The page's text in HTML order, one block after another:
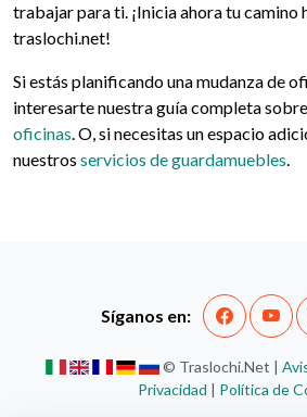
trabajar para ti. ¡Inicia ahora tu camino
traslochi.net!
Si estás planificando una mudanza de
interesarte nuestra guía completa
oficinas. O, si necesitas un espacio
nuestros servicios de guardamuebles.
Síganos en:
© Traslochi.Net |
Privacidad | Política de